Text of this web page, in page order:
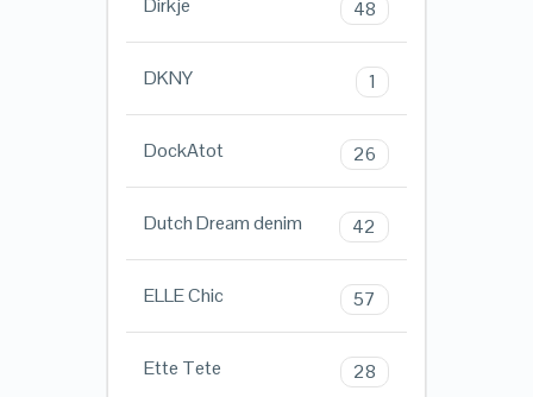
Dirkje 48
DKNY 1
DockAtot 26
Dutch Dream denim 42
ELLE Chic 57
Ette Tete 28